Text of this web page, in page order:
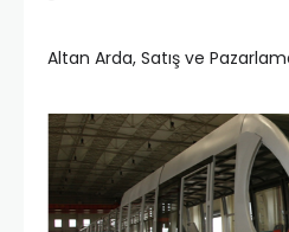
Altan Arda, Satış ve